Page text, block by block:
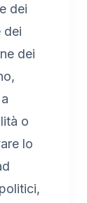
dei
dei
dei
o
lo